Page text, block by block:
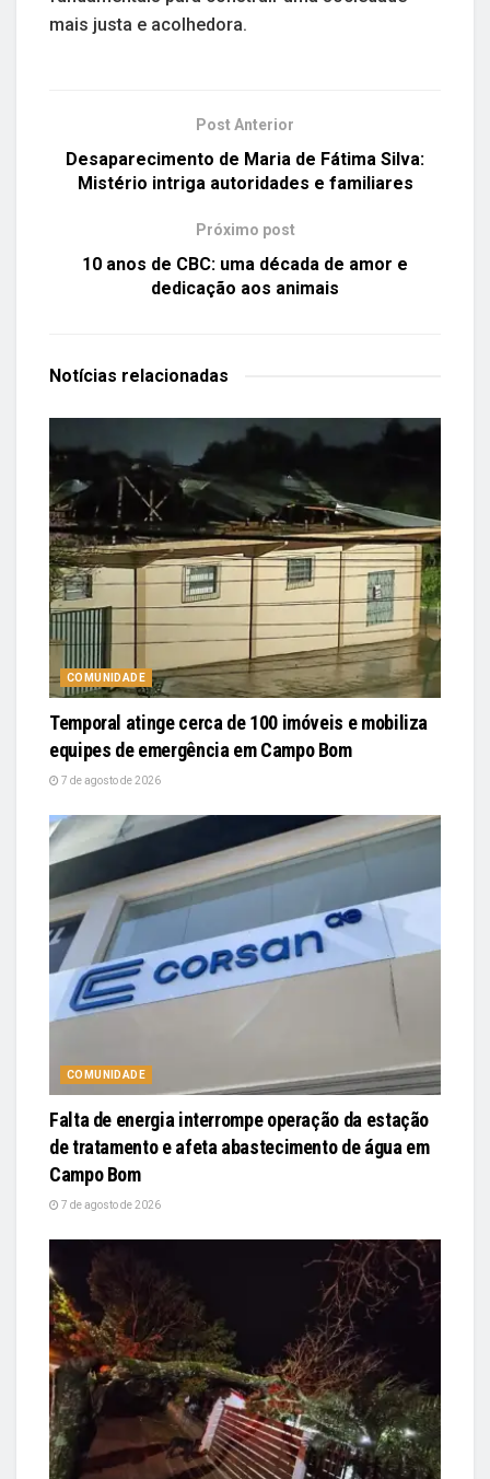
mais justa e acolhedora.
Post Anterior
Desaparecimento de Maria de Fátima Silva:
Mistério intriga autoridades e familiares
Próximo post
10 anos de CBC: uma década de amor e
dedicação aos animais
Notícias relacionadas
COMUNIDADE
Temporal atinge cerca de 100 imóveis e mobiliza
equipes de emergência em Campo Bom
7 de agosto de 2026
COMUNIDADE
Falta de energia interrompe operação da estação
de tratamento e afeta abastecimento de água em
Campo Bom
7 de agosto de 2026